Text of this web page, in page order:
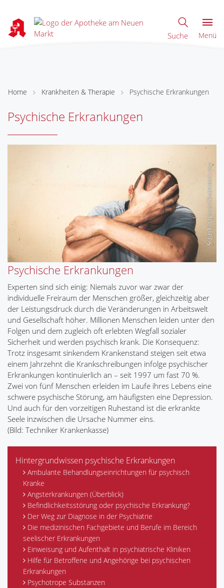
Suche Menü
Home Krankheiten & Therapie Psychische Erkrankungen
Psychische Erkrankungen
Psychische Erkrankungen
Experten sind sich einig: Niemals zuvor war zwar der
individuelle Freiraum der Menschen größer, gleichzeitig aber
der Leistungsdruck durch die Veränderungen in Arbeitswelt
und Gesellschaft höher. Millionen Menschen leiden unter den
Folgen und dem zugleich oft erlebten Wegfall sozialer
Sicherheit und werden psychisch krank. Die Konsequenz:
Trotz insgesamt sinkendem Krankenstand steigen seit etwa
einem Jahrzehnt die Krankschreibungen infolge psychischer
Erkrankungen kontinuierlich an – seit 1997 um fast 70 %.
Zwei von fünf Menschen erleiden im Laufe ihres Lebens eine
schwere psychische Störung, am häufigsten eine Depression.
Und auch für den vorzeitigen Ruhestand ist die erkrankte
Seele inzwischen die Ursache Nummer eins.
(Bild: Techniker Krankenkasse)
Hintergrundwissen psychische Erkrankungen
Ambulante Behandlungseinrichtungen für psychisch
Kranke
Angsterkrankungen (Überblick)
Befindlichkeitsstörung oder psychische Erkrankung?
Der Weg zur Diagnose in der Psychiatrie
Die medizinischen Fachgebiete und Berufe im Bereich
seelischer Erkrankungen
Einweisung und Aufenthalt in psychiatrische Kliniken
Hilfe für Betroffene und Angehörige bei psychischen
Erkrankungen
Psychotrope Substanzen